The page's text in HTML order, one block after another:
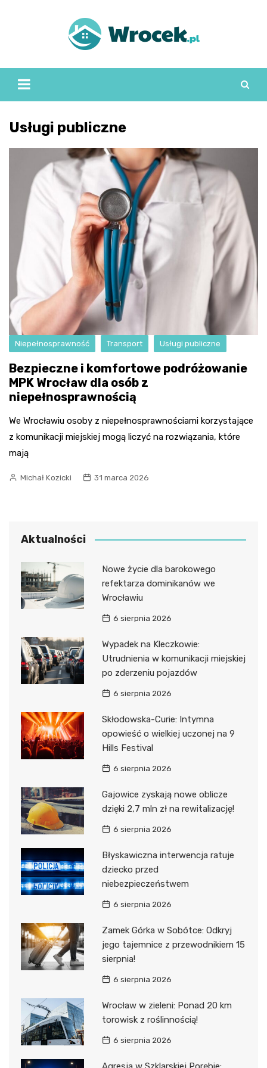
Usługi publiczne
Niepełnosprawność Transport Usługi publiczne
Bezpieczne i komfortowe podróżowanie
MPK Wrocław dla osób z
niepełnosprawnością
We Wrocławiu osoby z niepełnosprawnościami korzystające
z komunikacji miejskiej mogą liczyć na rozwiązania, które
mają
Michał Kozicki 31 marca 2026
Aktualności
Nowe życie dla barokowego
refektarza dominikanów we
Wrocławiu
6 sierpnia 2026
Wypadek na Kleczkowie:
Utrudnienia w komunikacji miejskiej
po zderzeniu pojazdów
6 sierpnia 2026
Skłodowska-Curie: Intymna
opowieść o wielkiej uczonej na 9
Hills Festival
6 sierpnia 2026
Gajowice zyskają nowe oblicze
dzięki 2,7 mln zł na rewitalizację!
6 sierpnia 2026
Błyskawiczna interwencja ratuje
dziecko przed
niebezpieczeństwem
6 sierpnia 2026
Zamek Górka w Sobótce: Odkryj
jego tajemnice z przewodnikiem 15
sierpnia!
6 sierpnia 2026
Wrocław w zieleni: Ponad 20 km
torowisk z roślinnością!
6 sierpnia 2026